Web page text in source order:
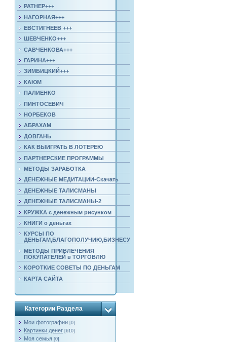
РАТНЕР+++
НАГОРНАЯ+++
ЕВСТИГНЕЕВ +++
ШЕВЧЕНКО+++
САВЧЕНКОВА+++
ГАРИНА+++
ЗИМБИЦКИЙ+++
КАЮМ
ПАЛИЕНКО
ПИНТОСЕВИЧ
НОРБЕКОВ
АБРАХАМ
ДОВГАНЬ
КАК ВЫИГРАТЬ В ЛОТЕРЕЮ
ПАРТНЕРСКИЕ ПРОГРАММЫ
МЕТОДЫ ЗАРАБОТКА
ДЕНЕЖНЫЕ МЕДИТАЦИИ-Скачать
ДЕНЕЖНЫЕ ТАЛИСМАНЫ
ДЕНЕЖНЫЕ ТАЛИСМАНЫ-2
КРУЖКА с денежным рисунком
КНИГИ о деньгах
КУРСЫ ПО
ДЕНЬГАМ,БЛАГОПОЛУЧИЮ,БИЗНЕСУ
МЕТОДЫ ПРИВЛЕЧЕНИЯ
ПОКУПАТЕЛЕЙ в ТОРГОВЛЮ
КОРОТКИЕ СОВЕТЫ ПО ДЕНЬГАМ
КАРТА САЙТА
Категории Раздела
Мои фотографии [0]
Картинки денег [610]
Моя семья [0]